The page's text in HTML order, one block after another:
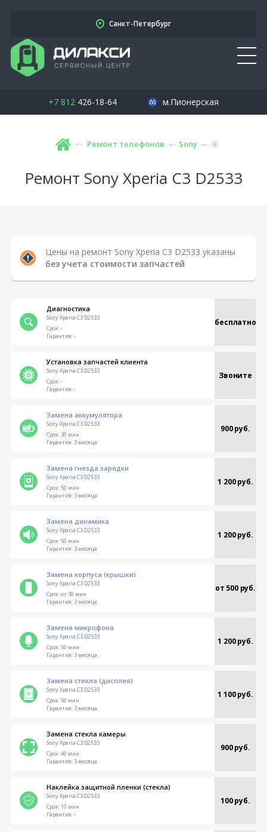
Санкт-Петербург
+7 812426-18-64 м.Пионерская
Ремонт телефонов Sony
Ремонт Sony Xperia C3 D2533
Цены на ремонт Sony Xperia C3 D2533 указаны
без учета стоимости запчастей
Диагностика
Sony Xperia C3 D2533 бесплатно
Срок:-
Гарантия:-
Установка запчастей клиента
Sony Xperia C3 D2533 Звоните
Срок:-
Гарантия:-
Замена аккумулятора
Sony Xperia C3 D2533 900 руб.
Срок:30 мин
Гарантия:3 месяца
Замена гнезда зарядки
Sony Xperia C3 D2533 1 200 руб.
Срок:50 мин
Гарантия:3 месяца
Замена динамика
Sony Xperia C3 D2533 1 200 руб.
Срок:50 мин
Гарантия:3 месяца
Замена корпуса (крышки)
Sony Xperia C3 D2533 от 500 руб.
Срок:от 30 мин
Гарантия:3 месяца
Замена микрофона
Sony Xperia C3 D2533 1 200 руб.
Срок:50 мин
Гарантия:3 месяца
Замена стекла (дисплея)
Sony Xperia C3 D2533 1 100 руб.
Срок:50 мин
Гарантия:3 месяца
Замена стекла камеры
Sony Xperia C3 D2533 900 руб.
Срок:40 мин
Гарантия:3 месяца
Наклейка защитной пленки (стекла)
Sony Xperia C3 D2533 100 руб.
Срок:10 мин
Гарантия:-